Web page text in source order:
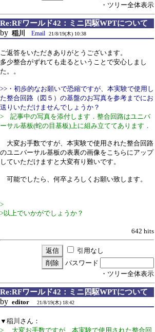
・ツリー全体表示
Re:RFワールド42：ミニ四駆WPTについて
by 稲川 Email 21/8/19(木) 10:38
ご返答をいただきありがとうございます。
多少整合がずれても走るということで安心しまし
た。。
>>・初歩的なお願いで恐縮ですが、本実験で使用し
た整合回路（図５）の基盤のお写真を参考までにお
送りいただけませんでしょうか？
> 記事中の写真を添付します．整合回路はユニバ
ーサル基板(蛇の目基板)上に組み立ててあります．
大変お手数ですが、本実験で使用された整合回路
のユニバーサル基板の表裏の画像をこちらにアップ
していただけますと大変有り難いです。
可能でしたら、何卒よろしくお願い致します。
>
>以上でいかがでしょうか？
642 hits
引用なし
パスワード
・ツリー全体表示
Re:RFワールド42：ミニ四駆WPTについて
by editor 21/8/19(木) 18:42
▼稲川さん：
> 大変お手数ですが、本実験で使用された整合回